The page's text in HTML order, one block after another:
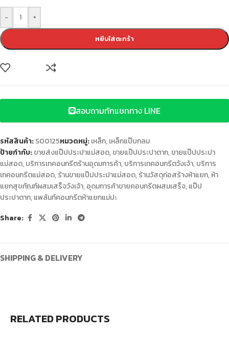
- +
หยิบใส่ตะกร้า
สอบถามทักแชททาง LINE
รหัสสินค้า:S00125หมวดหมู่:เหล็ก,เหล็กแป๊บกลม
ป้ายกำกับ:ขายส่งแป๊ปประปาแม่สอด,ขายแป๊ปประปาตาก,ขายแป๊ปประปา
แม่สอด,บริการเทคอนกรีตร้านอุดมการค้า,บริการเทคอนกรีตวังเจ้า,บริการ
เทคอนกรีตแม่สอด,ร้านขายแป๊ปประปาแม่สอด,ร้านวัสดุก่อสร้างห้าแยก,ห้า
แยกสุขภัณฑ์ผสมเสร็จวังเจ้า,อุดมการค้าขายคอนกรีตผสมเสร็จ,แป๊ป
ประปาตาก,แพล้นท์คอนกรีตห้าแยกแม่ปะ
Share:
SHIPPING & DELIVERY
RELATED PRODUCTS